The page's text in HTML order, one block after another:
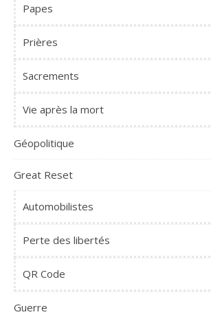
Papes
Prières
Sacrements
Vie après la mort
Géopolitique
Great Reset
Automobilistes
Perte des libertés
QR Code
Guerre